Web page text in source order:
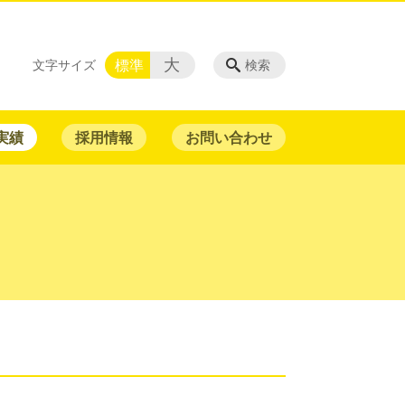
績 採用情報 お問い合わせ
検索
文字サイズ 標準 大